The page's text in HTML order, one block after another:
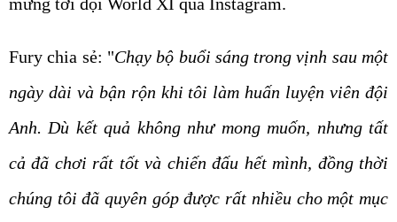
Fury chia sẻ: "Chạy bộ buổi sáng trong vịnh sau một
ngày dài và bận rộn khi tôi làm huấn luyện viên đội
Anh. Dù kết quả không như mong muốn, nhưng tất
cả đã chơi rất tốt và chiến đấu hết mình, đồng thời
chúng tôi đã quyên góp được rất nhiều cho một mục